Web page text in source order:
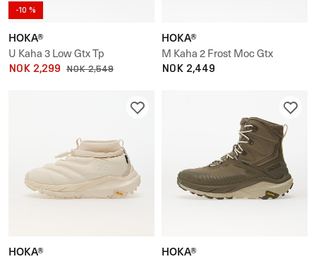
-10 %
HOKA®
U Kaha 3 Low Gtx Tp
NOK 2,299 NOK 2,549
HOKA®
M Kaha 2 Frost Moc Gtx
NOK 2,449
HOKA® HOKA®